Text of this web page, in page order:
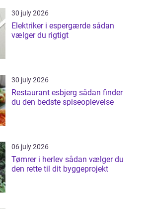
30 july 2026
Elektriker i espergærde sådan
vælger du rigtigt
30 july 2026
Restaurant esbjerg sådan finder
du den bedste spiseoplevelse
06 july 2026
Tømrer i herlev sådan vælger du
den rette til dit byggeprojekt